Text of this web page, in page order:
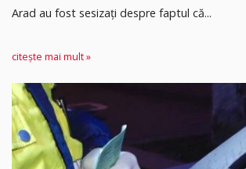
Arad au fost sesizați despre faptul că...
citește mai mult »